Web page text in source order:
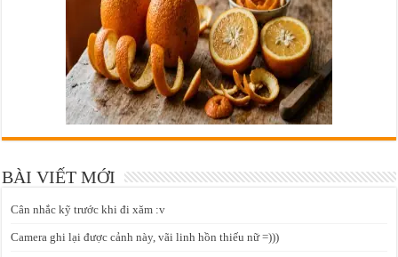
BÀI VIẾT MỚI
Cân nhắc kỹ trước khi đi xăm :v
Camera ghi lại được cảnh này, vãi linh hồn thiếu nữ =)))